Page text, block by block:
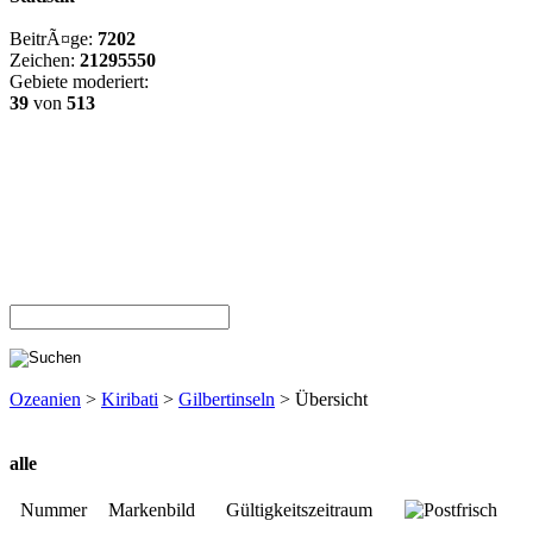
BeitrÃ¤ge: 7202
Zeichen: 21295550
Gebiete moderiert:
39 von 513
Ozeanien > Kiribati > Gilbertinseln > Übersicht
alle
Nummer Markenbild Gültigkeitszeitraum